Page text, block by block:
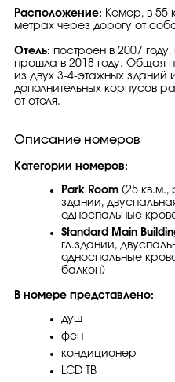
Расположение: Кемер, в 55
метрах через дорогу от
Отель: построен в 2007
прошла в 2018 году. Общая
из двух 3-4-этажных зданий
дополнительных корпусов
от отеля.
Описание номеров
Категории номеров:
Park Room (25 кв.м.,
здании,
односпальные
Standard Main
гл.здании,
односпальные
балкон)
В номере представлено:
душ
фен
кондиционер
LCD ТВ